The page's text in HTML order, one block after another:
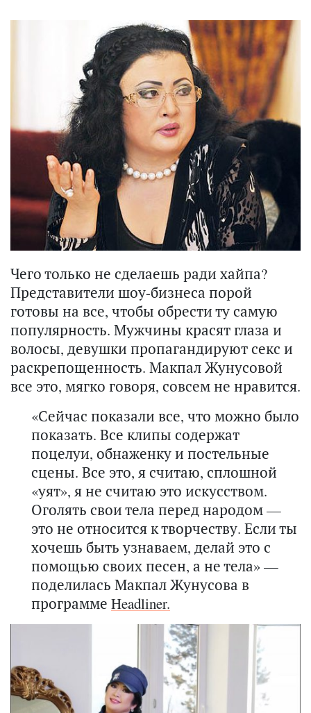
Чего только не сделаешь ради хайпа?
Представители шоу-бизнеса порой
готовы на все, чтобы обрести ту самую
популярность. Мужчины красят глаза и
волосы, девушки пропагандируют секс и
раскрепощенность. Макпал Жунусовой
все это, мягко говоря, совсем не нравится.
«Сейчас показали все, что можно было
показать. Все клипы содержат
поцелуи, обнаженку и постельные
сцены. Все это, я считаю, сплошной
«уят», я не считаю это искусством.
Оголять свои тела перед народом —
это не относится к творчеству. Если ты
хочешь быть узнаваем, делай это с
помощью своих песен, а не тела» —
поделилась Макпал Жунусова в
программе Headliner.